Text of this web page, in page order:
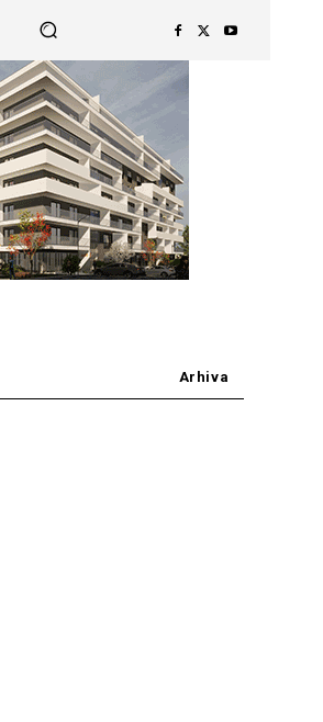
Arhiva